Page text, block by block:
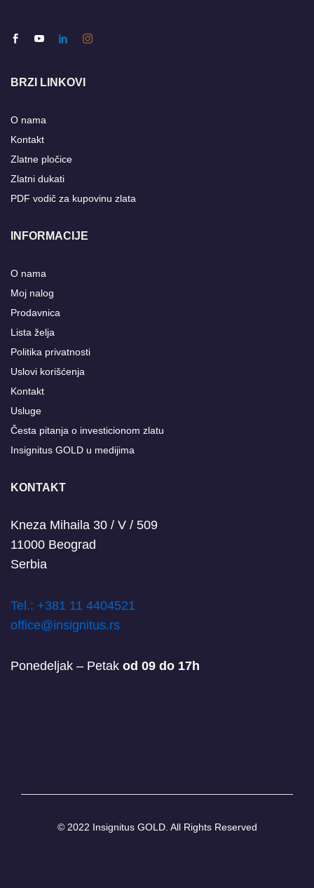
BRZI LINKOVI
O nama
Kontakt
Zlatne pločice
Zlatni dukati
PDF vodič za kupovinu zlata
INFORMACIJE
O nama
Moj nalog
Prodavnica
Lista želja
Politika privatnosti
Uslovi korišćenja
Kontakt
Usluge
Česta pitanja o investicionom zlatu
Insignitus GOLD u medijima
KONTAKT
Kneza Mihaila 30 / V / 509
11000 Beograd
Serbia
Tel.: +381 11 4404521
office@insignitus.rs
Ponedeljak – Petak od 09 do 17h
© 2022 Insignitus GOLD. All Rights Reserved